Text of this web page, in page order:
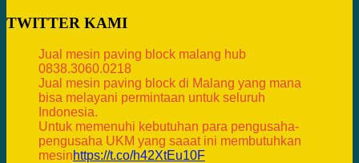
TWITTER KAMI
Jual mesin paving block malang hub
0838.3060.0218
Jual mesin paving block di Malang yang mana
bisa melayani permintaan untuk seluruh
Indonesia.
Untuk memenuhi kebutuhan para pengusaha-
pengusaha UKM yang saaat ini membutuhkan
mesinhttps://t.co/h42XtEu10F